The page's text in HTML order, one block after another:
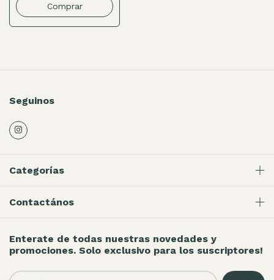
Comprar
Seguinos
Categorías
Contactános
Enterate de todas nuestras novedades y
promociones. Solo exclusivo para los suscriptores!